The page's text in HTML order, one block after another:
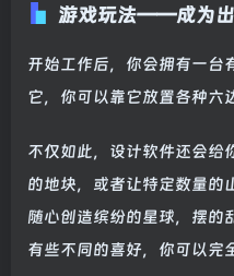
游戏玩法——成为
开始工作后，你会拥有一台
它，你可以靠它放置各种六
不仅如此，设计软件还会给
的地块，或者让特定数量的
随心创造缤纷的星球，摆的
有些不同的喜好，你可以完